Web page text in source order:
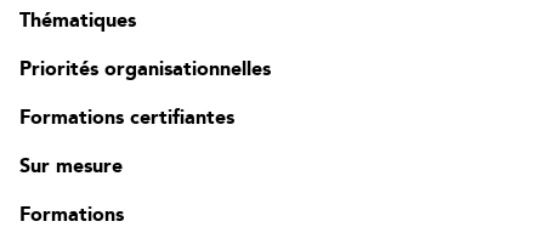
Thématiques
Priorités organisationnelles
Formations certifiantes
Sur mesure
Formations